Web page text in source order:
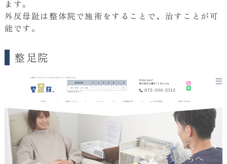
ます。
外反母趾は整体院で施術をすることで、治すことが可
能です。
整足院